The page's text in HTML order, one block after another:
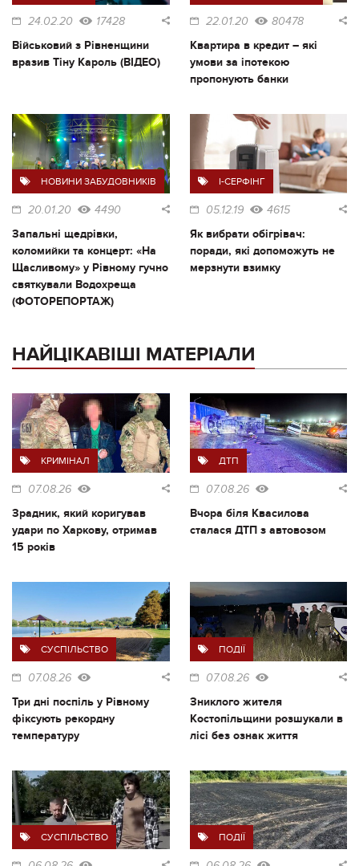
24.02.20 17428
Військовий з Рівненщини
вразив Тіну Кароль (ВІДЕО)
22.01.20 80478
Квартира в кредит – які
умови за іпотекою
пропонують банки
НОВИНИ ЗАБУДОВНИКІВ
20.01.20 4490
Запальні щедрівки,
коломийки та концерт: «На
Щасливому» у Рівному гучно
святкували Водохреща
(ФОТОРЕПОРТАЖ)
I-СЕРФІНГ
05.12.19 4615
Як вибрати обігрівач:
поради, які допоможуть не
мерзнути взимку
НАЙЦІКАВІШІ МАТЕРІАЛИ
КРИМІНАЛ
07.08.26
Зрадник, який коригував
удари по Харкову, отримав
15 років
ДТП
07.08.26
Вчора біля Квасилова
сталася ДТП з автовозом
СУСПІЛЬСТВО
07.08.26
Три дні поспіль у Рівному
фіксують рекордну
температуру
ПОДІЇ
07.08.26
Зниклого жителя
Костопільщини розшукали в
лісі без ознак життя
СУСПІЛЬСТВО ПОДІЇ